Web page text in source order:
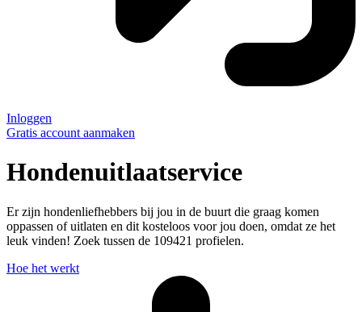
Inloggen
Gratis account aanmaken
Hondenuitlaatservice
Er zijn hondenliefhebbers bij jou in de buurt die graag komen
oppassen of uitlaten en dit kosteloos voor jou doen, omdat ze het
leuk vinden! Zoek tussen de 109421 profielen.
Hoe het werkt